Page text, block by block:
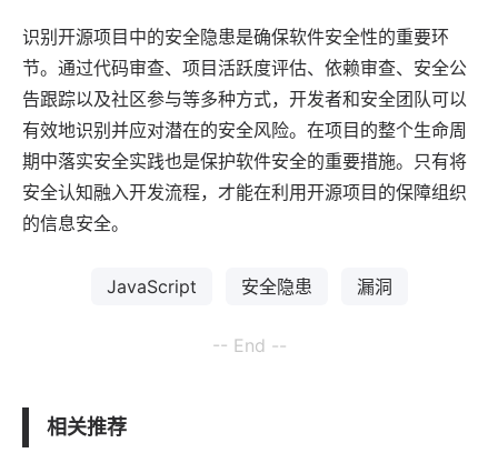
识别开源项目中的安全隐患是确保软件安全性的重要环
节。通过代码审查、项目活跃度评估、依赖审查、安全公
告跟踪以及社区参与等多种方式，开发者和安全团队可以
有效地识别并应对潜在的安全风险。在项目的整个生命周
期中落实安全实践也是保护软件安全的重要措施。只有将
安全认知融入开发流程，才能在利用开源项目的保障组织
的信息安全。
JavaScript 安全隐患 漏洞
-- End --
相关推荐